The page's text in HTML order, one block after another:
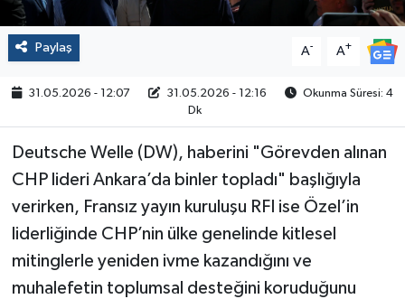
Paylaş A- A+
31.05.2026 - 12:07 31.05.2026 - 12:16
Okunma Süresi: 4
Dk
Deutsche Welle (DW), haberini "Görevden alınan
CHP lideri Ankara’da binler topladı" başlığıyla
verirken, Fransız yayın kuruluşu RFI ise Özel’in
liderliğinde CHP’nin ülke genelinde kitlesel
mitinglerle yeniden ivme kazandığını ve
muhalefetin toplumsal desteğini koruduğunu
Çalışma Hayatı